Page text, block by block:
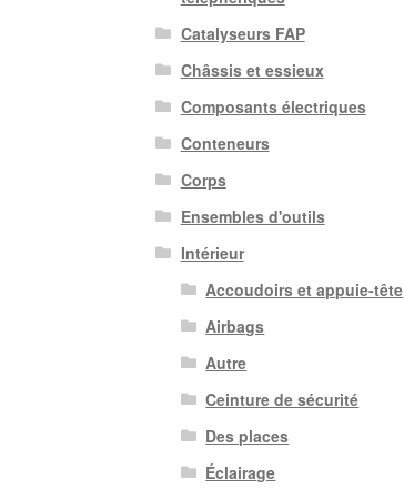
Catalyseurs FAP
Châssis et essieux
Composants électriques
Conteneurs
Corps
Ensembles d'outils
Intérieur
Accoudoirs et appuie-tête
Airbags
Autre
Ceinture de sécurité
Des places
Éclairage